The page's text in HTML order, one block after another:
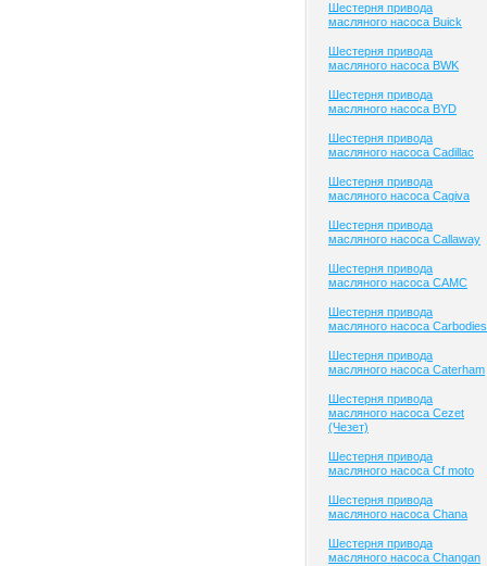
Шестерня привода
масляного насоса Buick
Шестерня привода
масляного насоса BWK
Шестерня привода
масляного насоса BYD
Шестерня привода
масляного насоса Cadillac
Шестерня привода
масляного насоса Cagiva
Шестерня привода
масляного насоса Callaway
Шестерня привода
масляного насоса CAMC
Шестерня привода
масляного насоса Carbodies
Шестерня привода
масляного насоса Caterham
Шестерня привода
масляного насоса Cezet
(Чезет)
Шестерня привода
масляного насоса Cf moto
Шестерня привода
масляного насоса Chana
Шестерня привода
масляного насоса Changan